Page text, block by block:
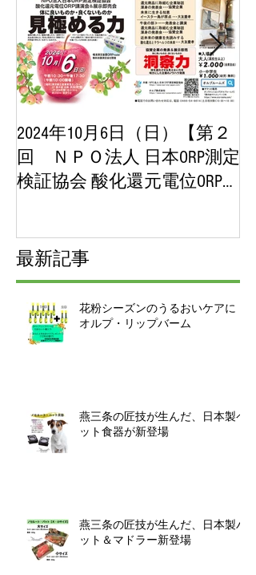
2024年10月6日（日）【第２
回 ＮＰＯ法人 日本ORP測定
検証協会 酸化還元電位ORP講
最新記事
花粉シーズンのうるおいケアに｜
オルプ・リップバーム
燕三条の匠技が生んだ、日本製ペ
ット食器が新登場
燕三条の匠技が生んだ、日本製バ
ット＆マドラー新登場